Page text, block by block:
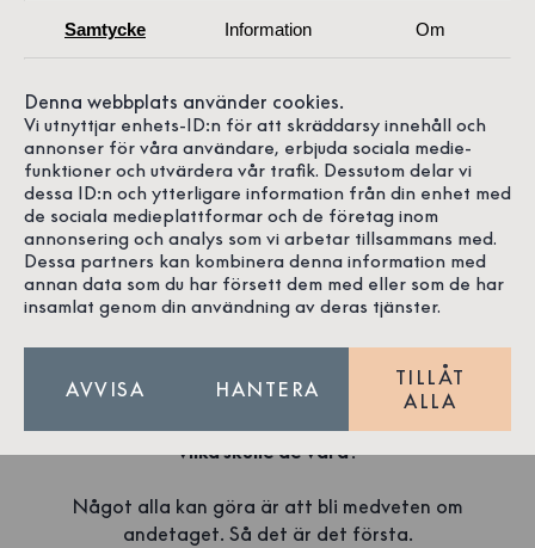
vilka skulle de vara?
Något alla kan göra är att bli medveten om
andetaget. Så det är det första.
Samtycke Information Om
Denna webbplats använder cookies.
Vi utnyttjar enhets-ID:n för att skräddarsy innehåll och
annonser för våra användare, erbjuda sociala medie-
funktioner och utvärdera vår trafik. Dessutom delar vi
dessa ID:n och ytterligare information från din enhet med
de sociala medieplattformar och de företag inom
annonsering och analys som vi arbetar tillsammans med.
Dessa partners kan kombinera denna information med
annan data som du har försett dem med eller som de har
insamlat genom din användning av deras tjänster.
AVVISA HANTERA
TILLÅT
ALLA